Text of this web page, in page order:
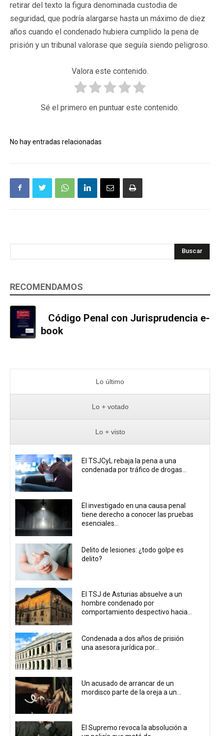
retirar del texto la figura denominada custodia de
seguridad, que podría alargarse hasta un máximo de diez
años cuando el condenado hubiera cumplido la pena de
prisión y un tribunal valorase que seguía siendo peligroso.
Valora este contenido.
Sé el primero en puntuar este contenido.
No hay entradas relacionadas
Buscar
RECOMENDAMOS
Código Penal con Jurisprudencia e-
book
Lo último
Lo + votado
Lo + visto
El TSJCyL rebaja la pena a una
condenada por tráfico de drogas...
El investigado en una causa penal
tiene derecho a conocer las pruebas
esenciales...
Delito de lesiones: ¿todo golpe es
delito?
El TSJ de Asturias absuelve a un
hombre condenado por
comportamiento despectivo hacia...
Condenada a dos años de prisión
una asesora jurídica por...
Un acusado de arrancar de un
mordisco parte de la oreja a un...
El Supremo revoca la absolución a